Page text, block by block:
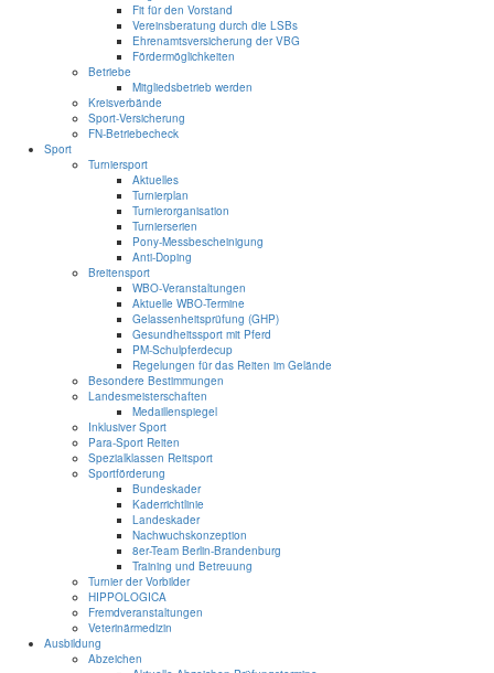
Fit für den Vorstand
Vereinsberatung durch die LSBs
Ehrenamtsversicherung der VBG
Fördermöglichkeiten
Betriebe
Mitgliedsbetrieb werden
Kreisverbände
Sport-Versicherung
FN-Betriebecheck
Sport
Turniersport
Aktuelles
Turnierplan
Turnierorganisation
Turnierserien
Pony-Messbescheinigung
Anti-Doping
Breitensport
WBO-Veranstaltungen
Aktuelle WBO-Termine
Gelassenheitsprüfung (GHP)
Gesundheitssport mit Pferd
PM-Schulpferdecup
Regelungen für das Reiten im Gelände
Besondere Bestimmungen
Landesmeisterschaften
Medaillenspiegel
Inklusiver Sport
Para-Sport Reiten
Spezialklassen Reitsport
Sportförderung
Bundeskader
Kaderrichtlinie
Landeskader
Nachwuchskonzeption
8er-Team Berlin-Brandenburg
Training und Betreuung
Turnier der Vorbilder
HIPPOLOGICA
Fremdveranstaltungen
Veterinärmedizin
Ausbildung
Abzeichen